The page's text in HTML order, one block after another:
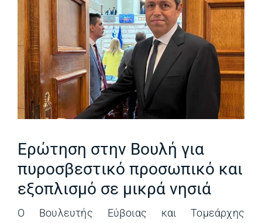
Ερώτηση στην Βουλή για
πυροσβεστικό προσωπικό και
εξοπλισμό σε μικρά νησιά
Ο Βουλευτής Εύβοιας και Τομεάρχης